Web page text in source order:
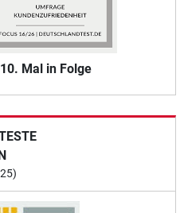
Mal in Folge